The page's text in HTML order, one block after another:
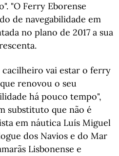
"O Ferry Eborense
de navegabilidade em
no plano de 2017 a sua
vai estar o ferry
renovou o seu
há pouco tempo",
substituto que não é
em náutica Luís Miguel
dos Navios e do Mar
Lisbonense e